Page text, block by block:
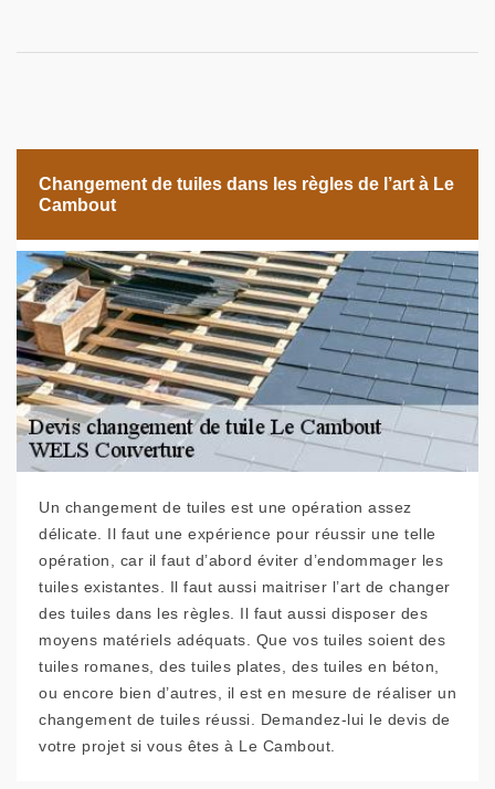
Changement de tuiles dans les règles de l’art à Le
Cambout
Un changement de tuiles est une opération assez
délicate. Il faut une expérience pour réussir une telle
opération, car il faut d’abord éviter d’endommager les
tuiles existantes. Il faut aussi maitriser l’art de changer
des tuiles dans les règles. Il faut aussi disposer des
moyens matériels adéquats. Que vos tuiles soient des
tuiles romanes, des tuiles plates, des tuiles en béton,
ou encore bien d’autres, il est en mesure de réaliser un
changement de tuiles réussi. Demandez-lui le devis de
votre projet si vous êtes à Le Cambout.